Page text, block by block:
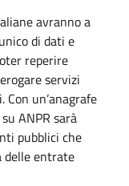
avranno a
di dati e
reperire
servizi
un’anagrafe
ANPR sarà
pubblici che
delle entrate